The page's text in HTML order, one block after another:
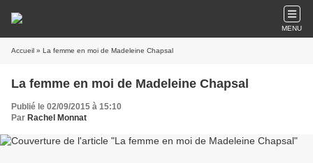
MENU
Accueil » La femme en moi de Madeleine Chapsal
La femme en moi de Madeleine Chapsal
Publié le 02/09/2015 à 15:10
Par Rachel Monnat